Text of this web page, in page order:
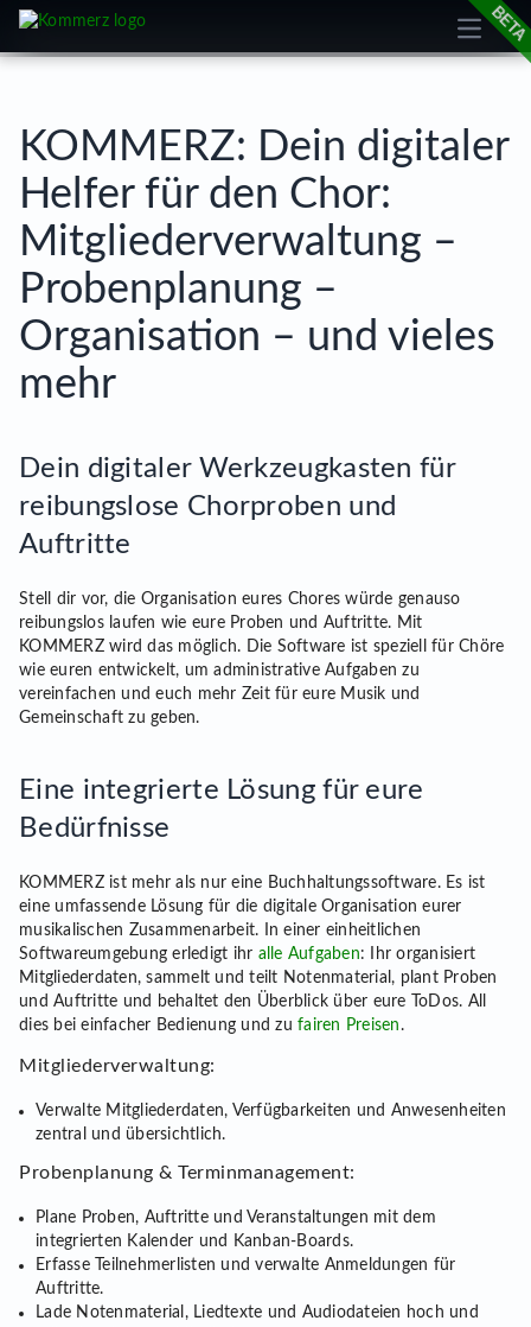
Open
KOMMERZ: Dein digitaler
Helfer für den Chor:
Mitgliederverwaltung –
Probenplanung –
Organisation – und vieles
mehr
Dein digitaler Werkzeugkasten für
reibungslose Chorproben und
Auftritte
Stell dir vor, die Organisation eures Chores würde genauso
reibungslos laufen wie eure Proben und Auftritte. Mit
KOMMERZ wird das möglich. Die Software ist speziell für Chöre
wie euren entwickelt, um administrative Aufgaben zu
vereinfachen und euch mehr Zeit für eure Musik und
Gemeinschaft zu geben.
Eine integrierte Lösung für eure
Bedürfnisse
KOMMERZ ist mehr als nur eine Buchhaltungssoftware. Es ist
eine umfassende Lösung für die digitale Organisation eurer
musikalischen Zusammenarbeit. In einer einheitlichen
Softwareumgebung erledigt ihr alle Aufgaben: Ihr organisiert
Mitgliederdaten, sammelt und teilt Notenmaterial, plant Proben
und Auftritte und behaltet den Überblick über eure ToDos. All
dies bei einfacher Bedienung und zu fairen Preisen .
Mitgliederverwaltung:
Verwalte Mitgliederdaten, Verfügbarkeiten und Anwesenheiten
zentral und übersichtlich.
Probenplanung & Terminmanagement:
Plane Proben, Auftritte und Veranstaltungen mit dem
integrierten Kalender und Kanban-Boards.
Erfasse Teilnehmerlisten und verwalte Anmeldungen für
Auftritte.
Lade Notenmaterial, Liedtexte und Audiodateien hoch und
cookie